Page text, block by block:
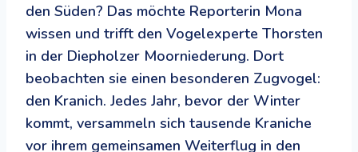
den Süden? Das möchte Reporterin Mona
wissen und trifft den Vogelexperte Thorsten
in der Diepholzer Moorniederung. Dort
beobachten sie einen besonderen Zugvogel:
den Kranich. Jedes Jahr, bevor der Winter
kommt, versammeln sich tausende Kraniche
vor ihrem gemeinsamen Weiterflug in den